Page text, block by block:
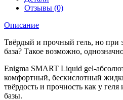
Отзывы (0)
Описание
Твёрдый и прочный гель, но при
база? Такое возможно,
Enigma SMART Liquid gel-
комфортный, бескислотный
твёрдость и прочность как у геля
базы.